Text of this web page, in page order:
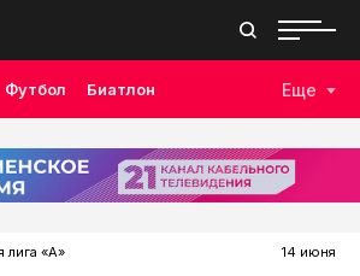
Футбол Биатлон
Плавание Дзюдо
Бокс
Еще
лига «А» 14 июня